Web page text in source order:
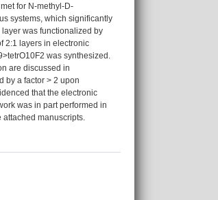
for N-methyl-D-
systems, which significantly
was functionalized by
2:1 layers in electronic
was synthesized.
are discussed in
by a factor > 2 upon
that the electronic
was in part performed in
manuscripts.